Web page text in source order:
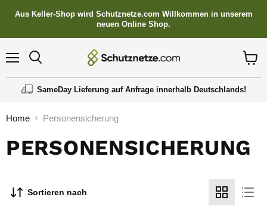
Aus Keller-Shop wird Schutznetze.com Willkommen in unserem
neuen Online Shop.
SameDay Lieferung auf Anfrage innerhalb Deutschlands!
Home Personensicherung
PERSONENSICHERUNG
Sortieren nach